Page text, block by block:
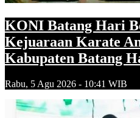
KONI Batang Hari
Kejuaraan Karate
Kabupaten Batang
Rabu, 5 Agu 2026 - 10:41 WIB